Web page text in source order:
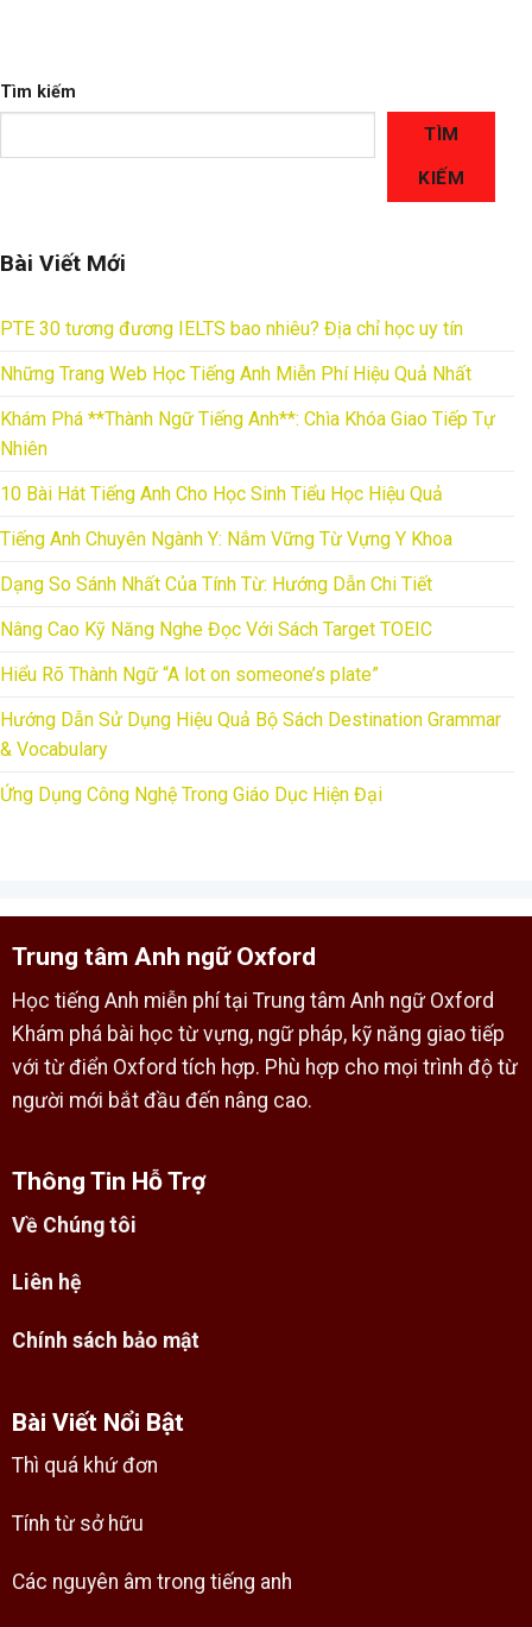
Tìm kiếm
TÌM
KIẾM
Bài Viết Mới
PTE 30 tương đương IELTS bao nhiêu? Địa chỉ học uy tín
Những Trang Web Học Tiếng Anh Miễn Phí Hiệu Quả Nhất
Khám Phá **Thành Ngữ Tiếng Anh**: Chìa Khóa Giao Tiếp Tự
Nhiên
10 Bài Hát Tiếng Anh Cho Học Sinh Tiểu Học Hiệu Quả
Tiếng Anh Chuyên Ngành Y: Nắm Vững Từ Vựng Y Khoa
Dạng So Sánh Nhất Của Tính Từ: Hướng Dẫn Chi Tiết
Nâng Cao Kỹ Năng Nghe Đọc Với Sách Target TOEIC
Hiểu Rõ Thành Ngữ “A lot on someone’s plate”
Hướng Dẫn Sử Dụng Hiệu Quả Bộ Sách Destination Grammar
& Vocabulary
Ứng Dụng Công Nghệ Trong Giáo Dục Hiện Đại
Trung tâm Anh ngữ Oxford
Học tiếng Anh miễn phí tại Trung tâm Anh ngữ Oxford
Khám phá bài học từ vựng, ngữ pháp, kỹ năng giao tiếp
với từ điển Oxford tích hợp. Phù hợp cho mọi trình độ từ
người mới bắt đầu đến nâng cao.
Thông Tin Hỗ Trợ
Về Chúng tôi
Liên hệ
Chính sách bảo mật
Bài Viết Nổi Bật
Thì quá khứ đơn
Tính từ sở hữu
Các nguyên âm trong tiếng anh